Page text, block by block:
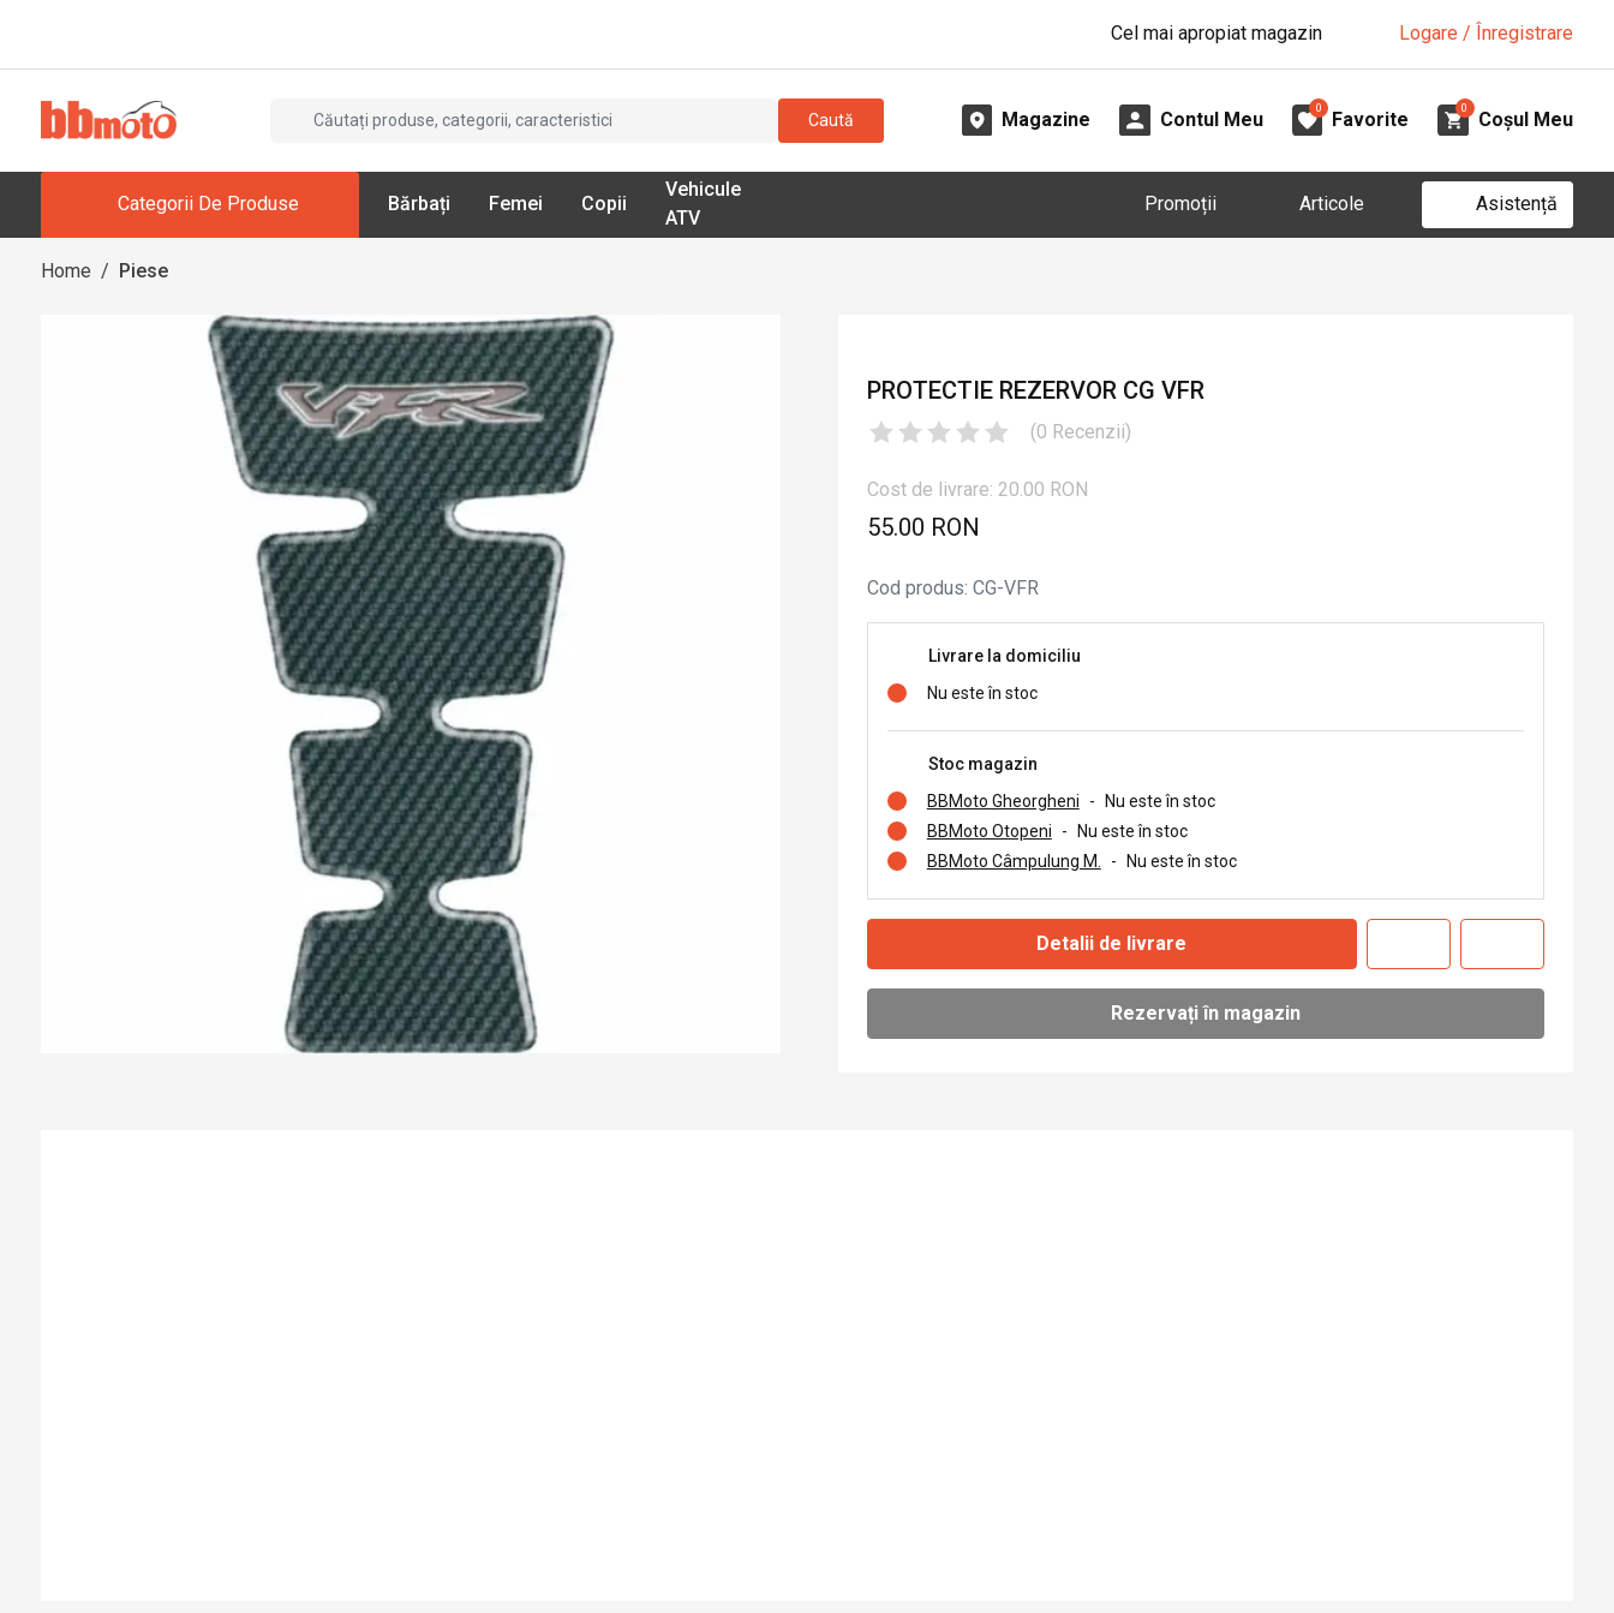
Cel mai apropiat magazin Logare / Înregistrare
Caută Magazine Contul Meu
0
Favorite
0
Coșul Meu
Categorii De Produse Bărbați Femei Copii
Vehicule
ATV
Promoții Articole Asistență
Home / Piese
PROTECTIE REZERVOR CG VFR
(0 Recenzii)
Cost de livrare: 20.00 RON
55.00 RON
Cod produs: CG-VFR
Livrare la domiciliu
Nu este în stoc
Stoc magazin
BBMoto Gheorgheni
- Nu este în stoc
BBMoto Otopeni
- Nu este în stoc
BBMoto Câmpulung M.
- Nu este în stoc
Detalii de livrare
Rezervați în magazin